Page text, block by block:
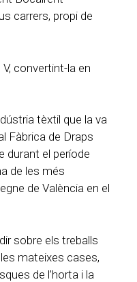
carrers, propi de
convertint-la en
tèxtil que la va
Fàbrica de Draps
durant el període
de les més
de València en el
sobre els treballs
mateixes cases,
de l’horta i la